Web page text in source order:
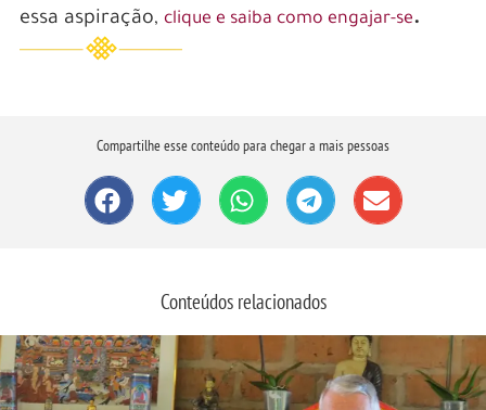
essa aspiração, clique e saiba como engajar-se.
Compartilhe esse conteúdo para chegar a mais pessoas
Conteúdos relacionados